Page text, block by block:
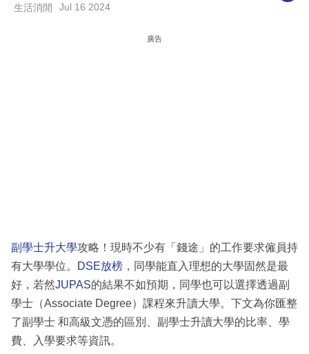
科
生活消閒 Jul 16 2024
廣告
副學士升大學攻略！現時不少有「錢途」的工作要求僱員持
有大學學位。
DSE放榜 ，同學能直入理想的大學固然是最
好，若然JUPAS的結果不如預期，同學也可以選擇透過副
學士（Associate Degree）課程來升讀大學。下文為你匯整
了副學士 和高級文憑的區別、副學士升讀大學的比率、學
費、入學要求等資訊。